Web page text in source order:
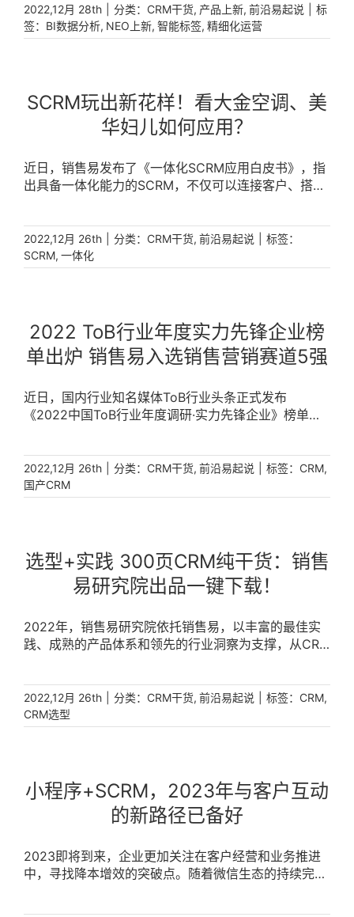
2022,12月 28th 分类： CRM干货, 产品上新, 前沿易起说
标
签： BI数据分析, NEO上新, 智能标签, 精细化运营
SCRM玩出新花样！看大金空调、美
华妇儿如何应用？
近日，销售易发布了《一体化SCRM应用白皮书》，指
出具备一体化能力的SCRM，不仅可以连接客户、搭建
智能”的实际业务价值。 [...]
2022,12月 26th 分类： CRM干货, 前沿易起说 标签：
SCRM, 一体化
2022 ToB行业年度实力先锋企业榜
单出炉 销售易入选销售营销赛道5强
近日，国内行业知名媒体ToB行业头条正式发布
《2022中国ToB行业年度调研·实力先锋企业》榜单。
5强最具影响力企业。 [...]
2022,12月 26th 分类： CRM干货, 前沿易起说 标签： CRM,
国产CRM
选型+实践 300页CRM纯干货：销售
易研究院出品一键下载！
2022年，销售易研究院依托销售易，以丰富的最佳实
践、成熟的产品体系和领先的行业洞察为支撑，从CRM
企业关心的话题，持续向业界输出包含《CRM国产化替
代选型指南》、《销售易信任白皮书》、《中国大中型
企业CRM应用实践》和《一体化SCRM应用白皮书》在
2022,12月 26th 分类： CRM干货, 前沿易起说 标签： CRM,
CRM选型
小程序+SCRM，2023年与客户互动
的新路径已备好
2023即将到来，企业更加关注在客户经营和业务推进
中，寻找降本增效的突破点。随着微信生态的持续完